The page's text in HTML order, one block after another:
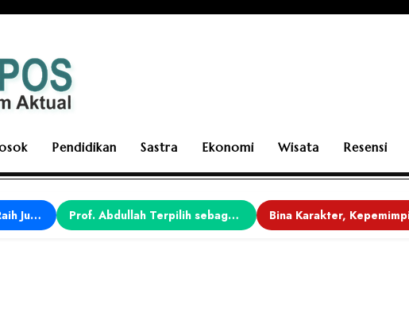
Pendidikan Sastra Ekonomi Wisata Resensi
Siswa MTs Darussalam Raih Juara 1 dalam Porseni Tingkat Kabupaten Ciamis Tahun 2026 Prof. Abdullah Terpilih sebagai Ketua APDII Periode 2026–2030